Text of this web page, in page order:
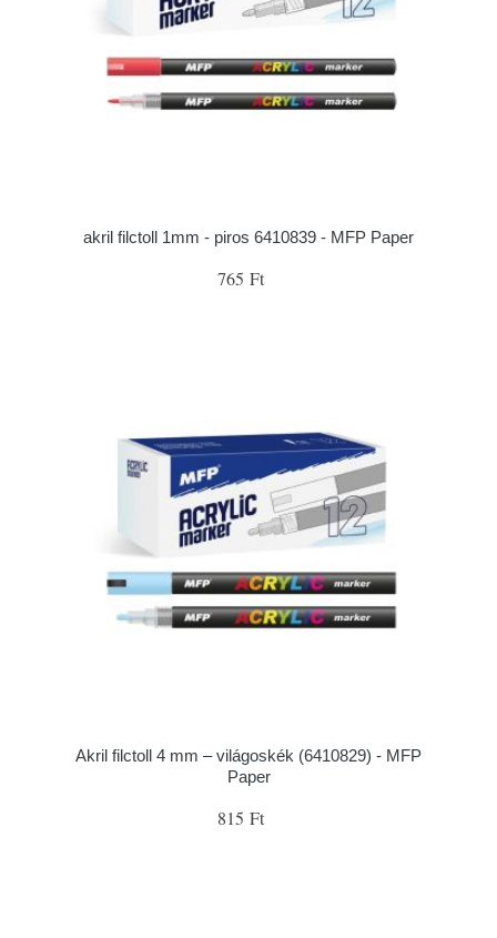
akril filctoll 1mm - piros 6410839 - MFP Paper
765 Ft
Akril filctoll 4 mm – világoskék (6410829) - MFP
Paper
815 Ft